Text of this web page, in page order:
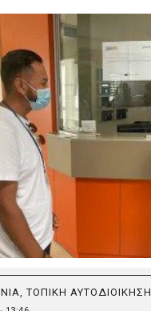
,ΤΟΠΙΚΗ ΑΥΤΟΔΙΟΙΚΗΣΗ